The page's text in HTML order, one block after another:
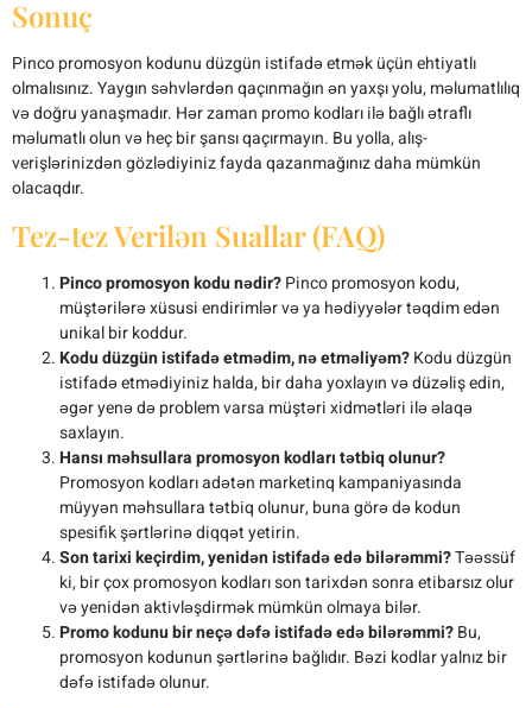
Sonuç
Pinco promosyon kodunu düzgün istifadə etmək üçün ehtiyatlı
olmalısınız. Yaygın səhvlərdən qaçınmağın ən yaxşı yolu, məlumatlılıq
və doğru yanaşmadır. Hər zaman promo kodları ilə bağlı ətraflı
məlumatlı olun və heç bir şansı qaçırmayın. Bu yolla, alış-
verişlərinizdən gözlədiyiniz fayda qazanmağınız daha mümkün
olacaqdır.
Tez-tez Verilən Suallar (FAQ)
Pinco promosyon kodu nədir?Pinco promosyon kodu,
müştərilərə xüsusi endirimlər və ya hədiyyələr təqdim edən
unikal bir koddur.
Kodu düzgün istifadə etmədim, nə etməliyəm?Kodu düzgün
istifadə etmədiyiniz halda, bir daha yoxlayın və düzəliş edin,
əgər yenə də problem varsa müştəri xidmətləri ilə əlaqə
saxlayın.
Hansı məhsullara promosyon kodları tətbiq olunur?
Promosyon kodları adətən marketinq kampaniyasında
müyyən məhsullara tətbiq olunur, buna görə də kodun
spesifik şərtlərinə diqqət yetirin.
Son tarixi keçirdim, yenidən istifadə edə bilərəmmi?Təəssüf
ki, bir çox promosyon kodları son tarixdən sonra etibarsız olur
və yenidən aktivləşdirmək mümkün olmaya bilər.
Promo kodunu bir neçə dəfə istifadə edə bilərəmmi?Bu,
promosyon kodunun şərtlərinə bağlıdır. Bəzi kodlar yalnız bir
dəfə istifadə olunur.